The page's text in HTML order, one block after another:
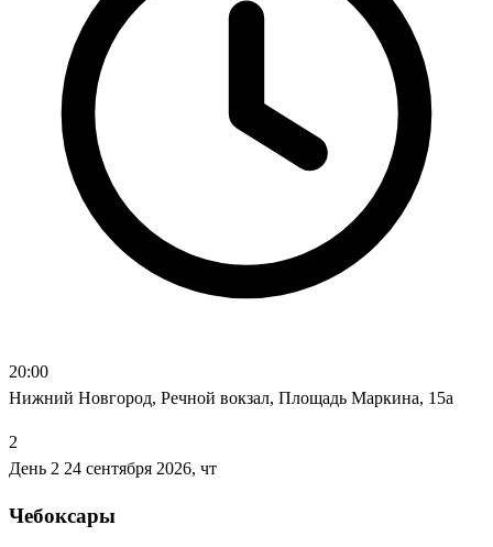
20:00
Нижний Новгород, Речной вокзал, Площадь Маркина, 15а
2
День 2 24 сентября 2026, чт
Чебоксары